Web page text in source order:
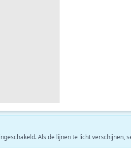
Als de lijnen te licht